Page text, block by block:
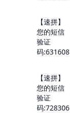
【速拼】
您的短信
验证
码:631608
【速拼】
您的短信
验证
码:728306